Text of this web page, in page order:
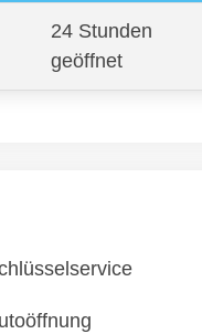
24 Stunden
geöffnet